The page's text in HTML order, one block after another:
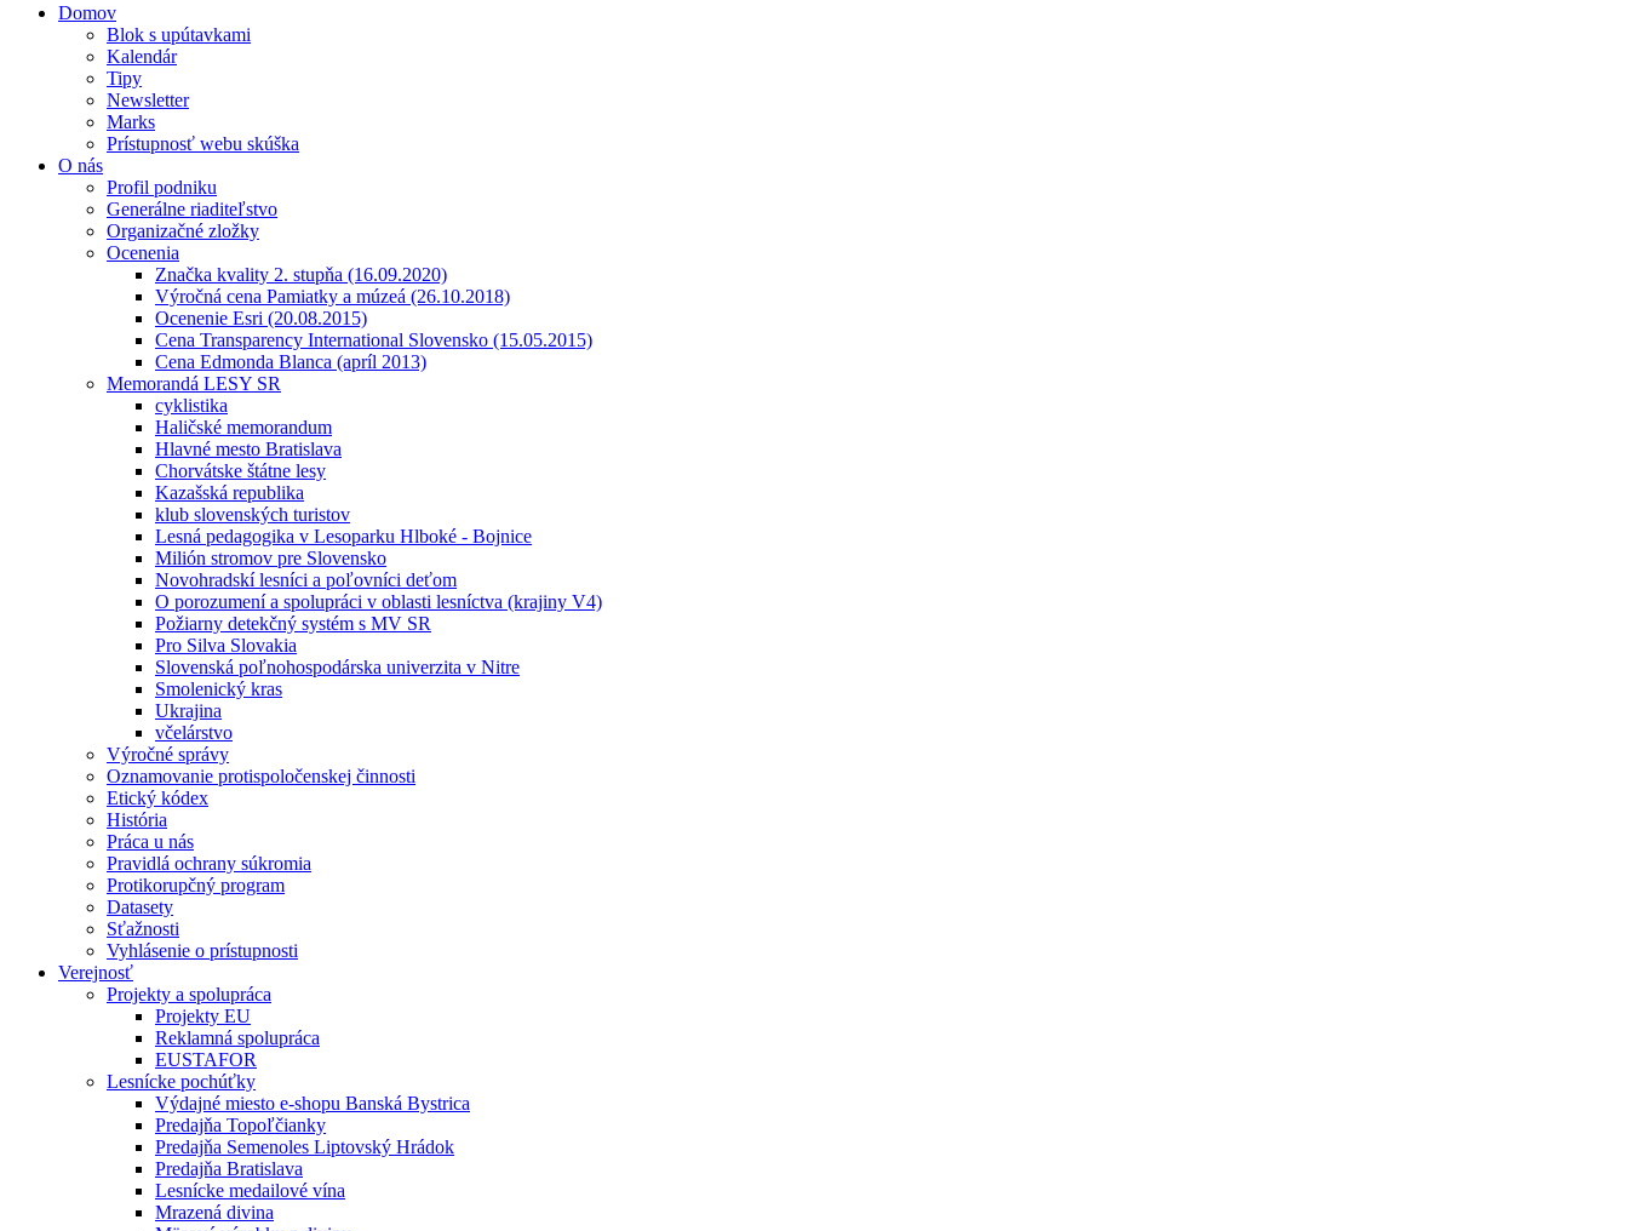
Domov
Blok s upútavkami
Kalendár
Tipy
Newsletter
Marks
Prístupnosť webu skúška
O nás
Profil podniku
Generálne riaditeľstvo
Organizačné zložky
Ocenenia
Značka kvality 2. stupňa (16.09.2020)
Výročná cena Pamiatky a múzeá (26.10.2018)
Ocenenie Esri (20.08.2015)
Cena Transparency International Slovensko (15.05.2015)
Cena Edmonda Blanca (apríl 2013)
Memorandá LESY SR
cyklistika
Haličské memorandum
Hlavné mesto Bratislava
Chorvátske štátne lesy
Kazašská republika
klub slovenských turistov
Lesná pedagogika v Lesoparku Hlboké - Bojnice
Milión stromov pre Slovensko
Novohradskí lesníci a poľovníci deťom
O porozumení a spolupráci v oblasti lesníctva (krajiny V4)
Požiarny detekčný systém s MV SR
Pro Silva Slovakia
Slovenská poľnohospodárska univerzita v Nitre
Smolenický kras
Ukrajina
včelárstvo
Výročné správy
Oznamovanie protispoločenskej činnosti
Etický kódex
História
Práca u nás
Pravidlá ochrany súkromia
Protikorupčný program
Datasety
Sťažnosti
Vyhlásenie o prístupnosti
Verejnosť
Projekty a spolupráca
Projekty EU
Reklamná spolupráca
EUSTAFOR
Lesnícke pochúťky
Výdajné miesto e-shopu Banská Bystrica
Predajňa Topoľčianky
Predajňa Semenoles Liptovský Hrádok
Predajňa Bratislava
Lesnícke medailové vína
Mrazená divina